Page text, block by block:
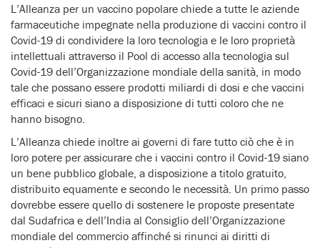
L’Alleanza per un vaccino popolare chiede a tutte le aziende
farmaceutiche impegnate nella produzione di vaccini contro il
Covid-19 di condividere la loro tecnologia e le loro proprietà
intellettuali attraverso il Pool di accesso alla tecnologia sul
Covid-19 dell’Organizzazione mondiale della sanità, in modo
tale che possano essere prodotti miliardi di dosi e che vaccini
efficaci e sicuri siano a disposizione di tutti coloro che ne
hanno bisogno.
L’Alleanza chiede inoltre ai governi di fare tutto ciò che è in
loro potere per assicurare che i vaccini contro il Covid-19 siano
un bene pubblico globale, a disposizione a titolo gratuito,
distribuito equamente e secondo le necessità. Un primo passo
dovrebbe essere quello di sostenere le proposte presentate
dal Sudafrica e dell’India al Consiglio dell’Organizzazione
mondiale del commercio affinché si rinunci ai diritti di